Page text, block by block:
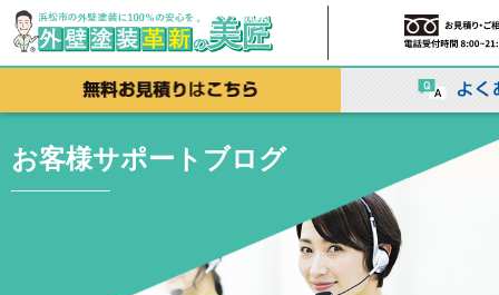
お客様サポートブログ